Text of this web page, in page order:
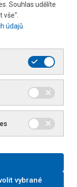
Souhlas udělíte
vše".
údajů
vybrané